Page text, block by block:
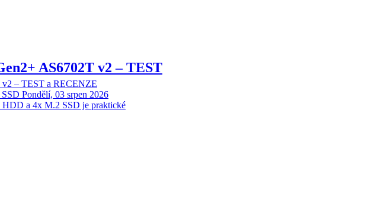
AS6702T v2 – TEST
v2 – TEST a RECENZE
Pondělí, 03 srpen 2026
a 4x M.2 SSD je praktické